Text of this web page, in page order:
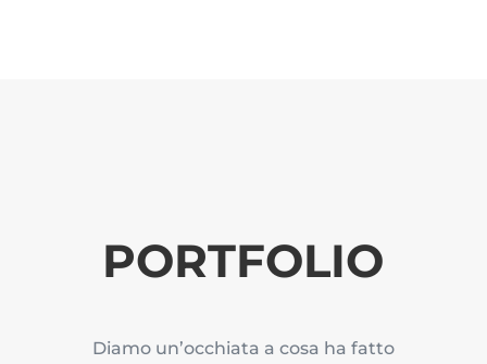
PORTFOLIO
Diamo un’occhiata a cosa ha fatto